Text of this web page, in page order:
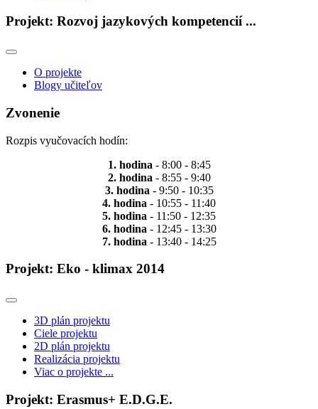
Projekt: Rozvoj jazykových kompetencií ...
O projekte
Blogy učiteľov
Zvonenie
Rozpis vyučovacích hodín:
1. hodina - 8:00 - 8:45
2. hodina - 8:55 - 9:40
3. hodina - 9:50 - 10:35
4. hodina - 10:55 - 11:40
5. hodina - 11:50 - 12:35
6. hodina - 12:45 - 13:30
7. hodina - 13:40 - 14:25
Projekt: Eko - klimax 2014
3D plán projektu
Ciele projektu
2D plán projektu
Realizácia projektu
Viac o projekte ...
Projekt: Erasmus+ E.D.G.E.